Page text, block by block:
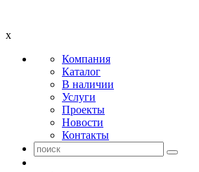
x
Компания
Каталог
В наличии
Услуги
Проекты
Новости
Контакты